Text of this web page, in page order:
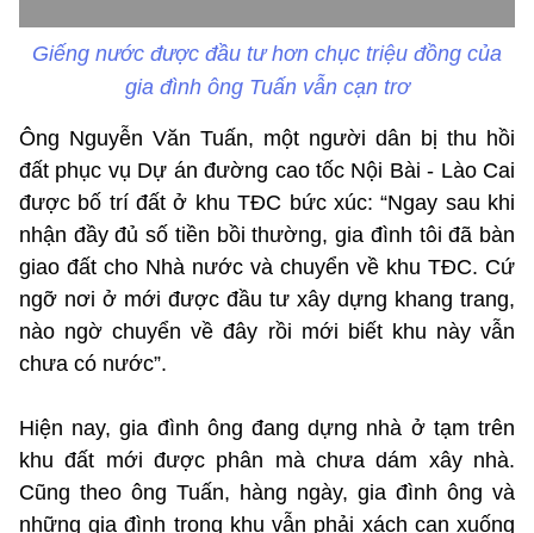
Giếng nước được đầu tư hơn chục triệu đồng của
gia đình ông Tuấn vẫn cạn trơ
Ông Nguyễn Văn Tuấn, một người dân bị thu hồi
đất phục vụ Dự án đường cao tốc Nội Bài - Lào Cai
được bố trí đất ở khu TĐC bức xúc: “Ngay sau khi
nhận đầy đủ số tiền bồi thường, gia đình tôi đã bàn
giao đất cho Nhà nước và chuyển về khu TĐC. Cứ
ngỡ nơi ở mới được đầu tư xây dựng khang trang,
nào ngờ chuyển về đây rồi mới biết khu này vẫn
chưa có nước”.
Hiện nay, gia đình ông đang dựng nhà ở tạm trên
khu đất mới được phân mà chưa dám xây nhà.
Cũng theo ông Tuấn, hàng ngày, gia đình ông và
những gia đình trong khu vẫn phải xách can xuống